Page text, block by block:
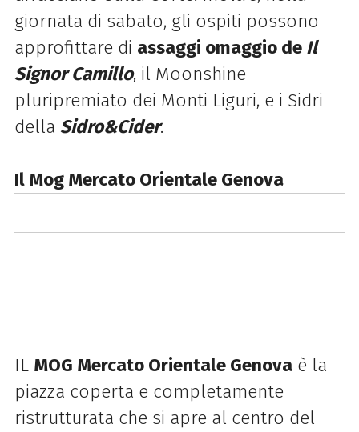
giornata di sabato, gli ospiti possono
approfittare di assaggi omaggio de Il
Signor Camillo, il Moonshine
pluripremiato dei Monti Liguri, e i Sidri
della Sidro&Cider.
Il Mog Mercato Orientale Genova
IL MOG Mercato Orientale Genovaè la
piazza coperta e completamente
ristrutturata che si apre al centro del